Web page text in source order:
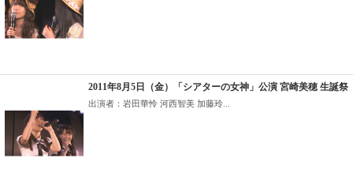
2011年8月5日（金）「シアターの女神」公演 宮崎美穂 生誕祭
出演者：岩田華怜 河西智美 加藤玲...